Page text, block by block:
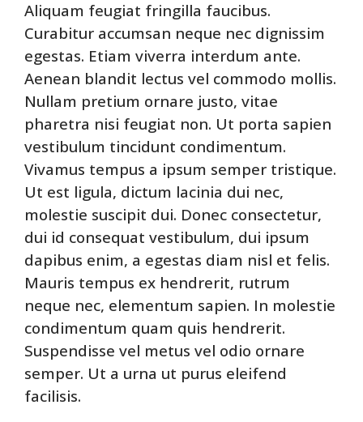
Aliquam feugiat fringilla faucibus.
Curabitur accumsan neque nec dignissim
egestas. Etiam viverra interdum ante.
Aenean blandit lectus vel commodo mollis.
Nullam pretium ornare justo, vitae
pharetra nisi feugiat non. Ut porta sapien
vestibulum tincidunt condimentum.
Vivamus tempus a ipsum semper tristique.
Ut est ligula, dictum lacinia dui nec,
molestie suscipit dui. Donec consectetur,
dui id consequat vestibulum, dui ipsum
dapibus enim, a egestas diam nisl et felis.
Mauris tempus ex hendrerit, rutrum
neque nec, elementum sapien. In molestie
condimentum quam quis hendrerit.
Suspendisse vel metus vel odio ornare
semper. Ut a urna ut purus eleifend
facilisis.